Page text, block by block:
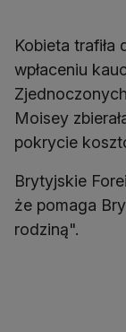
Kobieta trafiła
wpłaceniu
Moisey
pokrycie
Brytyjskie
że pomaga
rodziną".